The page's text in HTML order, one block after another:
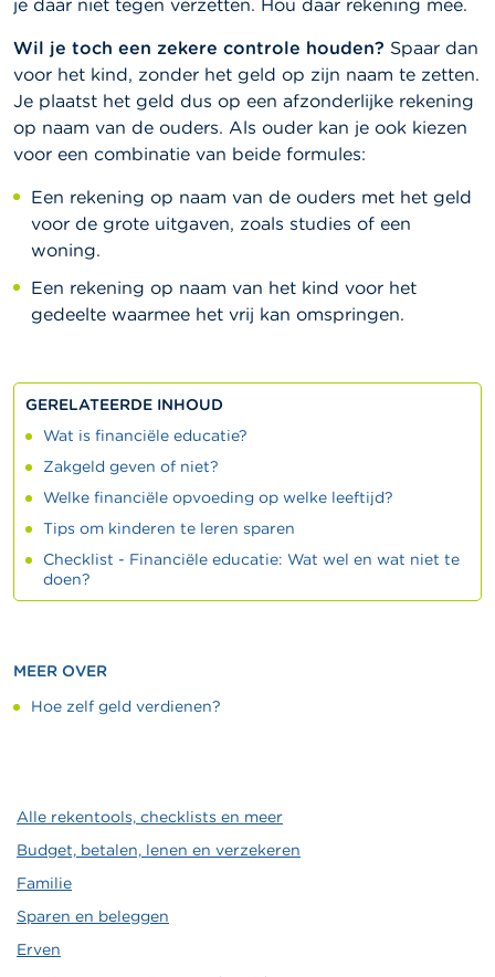
je daar niet tegen verzetten. Hou daar rekening mee.
Wil je toch een zekere controle houden? Spaar dan
voor het kind, zonder het geld op zijn naam te zetten.
Je plaatst het geld dus op een afzonderlijke rekening
op naam van de ouders. Als ouder kan je ook kiezen
voor een combinatie van beide formules:
Een rekening op naam van de ouders met het geld
voor de grote uitgaven, zoals studies of een
woning.
Een rekening op naam van het kind voor het
gedeelte waarmee het vrij kan omspringen.
GERELATEERDE INHOUD
Wat is financiële educatie?
Zakgeld geven of niet?
Welke financiële opvoeding op welke leeftijd?
Tips om kinderen te leren sparen
Checklist - Financiële educatie: Wat wel en wat niet te
doen?
MEER OVER
Hoe zelf geld verdienen?
Alle rekentools, checklists en meer
Budget, betalen, lenen en verzekeren
Familie
Sparen en beleggen
Erven